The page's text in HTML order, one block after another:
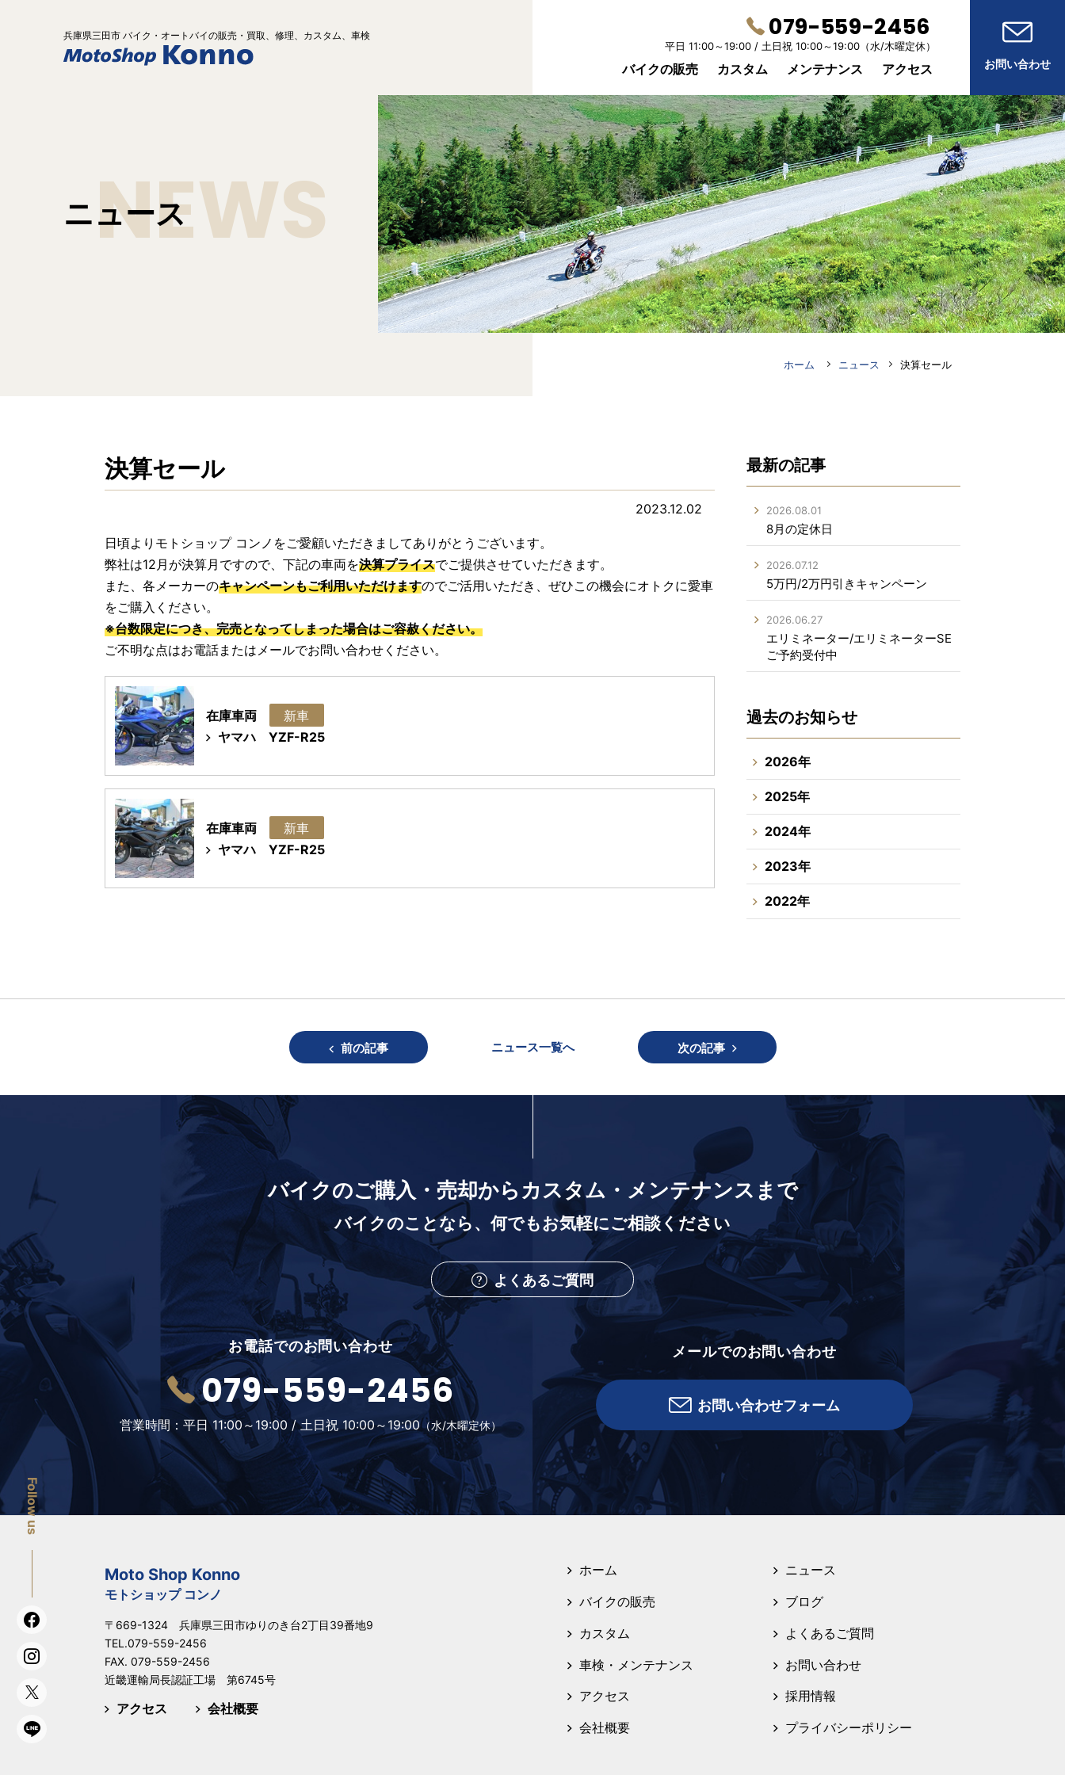
兵庫県三田市 バイク ・オートバイの販売・買取、修理、カスタム、車検 079-559-2456
平日 11:00～19:00 / 土日祝 10:00～19:00（水/木曜定休）
バイクの販売 カスタム メンテナンス アクセス お問い合わせ
ニュース
NEWS
ホーム ニュース 決算セール
決算セール
2023.12.02
日頃よりモトショップ コンノをご愛顧いただきましてありがとうございます。
弊社は12月が決算月ですので、下記の車両を決算プライスでご提供させていただきます。
また、各メーカーのキャンペーンもご利用いただけますのでご活用いただき、ぜひこの機会にオトクに愛車
をご購入ください。
※台数限定につき、完売となってしまった場合はご容赦ください。
ご不明な点はお電話またはメールでお問い合わせください。
在庫車両
新車
ヤマハ YZF-R25
在庫車両
新車
ヤマハ YZF-R25
最新の記事
2026.08.01
8月の定休日
2026.07.12
5万円/2万円引きキャンペーン
2026.06.27
エリミネーター/エリミネーターSE
ご予約受付中
過去のお知らせ
2026年
2025年
2024年
2023年
2022年
前の記事 ニュース一覧へ 次の記事
バイクのご購入・売却から カスタム・メンテナンスまで
バイクのことなら、何でもお気軽にご相談ください
よくあるご質問
お電話でのお問い合わせ
079-559-2456
営業時間： 平日 11:00～19:00 /土日祝 10:00～19:00（水/木曜定休）
メールでのお問い合わせ
お問い合わせフォーム
Moto Shop Konno
モトショップ コンノ
〒669-1324 兵庫県三田市ゆりのき台2丁目39番地9
TEL.079-559-2456
FAX. 079-559-2456
近畿運輸局長認証工場 第6745号
アクセス 会社概要
ホーム
バイクの販売
カスタム
車検・メンテナンス
アクセス
会社概要
ニュース
ブログ
よくあるご質問
お問い合わせ
採用情報
プライバシーポリシー
Follow us